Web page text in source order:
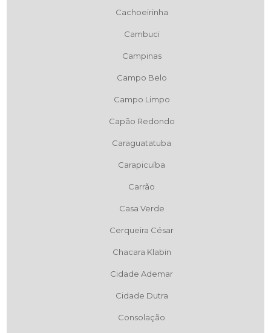
Cachoeirinha
Cambuci
Campinas
Campo Belo
Campo Limpo
Capão Redondo
Caraguatatuba
Carapicuíba
Carrão
Casa Verde
Cerqueira César
Chacara Klabin
Cidade Ademar
Cidade Dutra
Consolação